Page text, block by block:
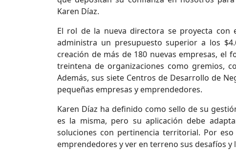
Karen Díaz.
El rol de la nueva directora se proyecta con
administra un presupuesto superior a los
creación de más de 180 nuevas empresas, el
treintena de organizaciones como gremios,
Además, sus siete Centros de Desarrollo de
pequeñas empresas y emprendedores.
Karen Díaz ha definido como sello de su
es la misma, pero su aplicación debe
soluciones con pertinencia territorial. Por
emprendedores y ver en terreno sus desafíos y